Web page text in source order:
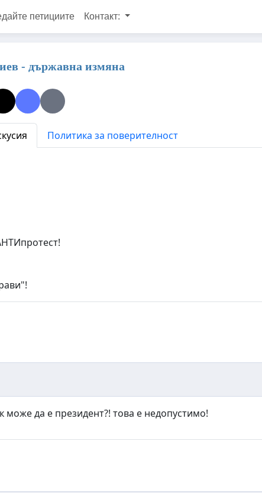
петициите Контакт:
- държавна измяна
Политика за поверителност
да е президент?! това е недопустимо!